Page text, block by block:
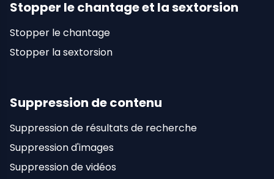
Stopper le chantage et la sextorsion
Stopper le chantage
Stopper la sextorsion
Suppression de contenu
Suppression de résultats de recherche
Suppression d'images
Suppression de vidéos